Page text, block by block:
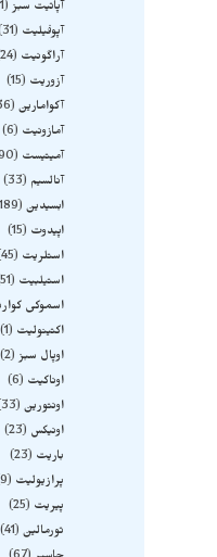
آپاتیت سبز
آپوفیلیت
31
آراگونیت
24
آزوریت
15
آکوامارین
آمازونیت
6
آمیتیست
آنالسیم
33
ابسیدین
اپیدوت
15
استلریت
45
استیلبیت
51
اسموکی
اکتینولیت
1
اوپال سبز 2
اوناکیت
6
اونتورین 33
اونیکس
23
باریت
23
پرازیولیت
9
پیریت
25
تورمالین 41